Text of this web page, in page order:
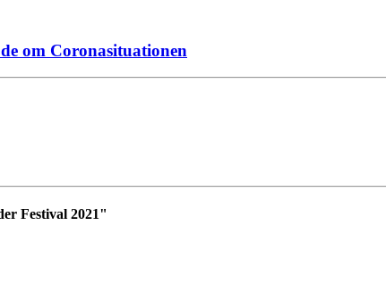
om Coronasituationen
Festival 2021"